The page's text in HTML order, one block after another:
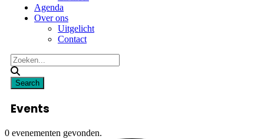
Agenda
Over ons
Uitgelicht
Contact
Events
0 evenementen gevonden.